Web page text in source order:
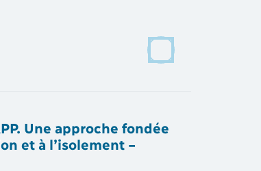
Une approche fondée
et à l’isolement –